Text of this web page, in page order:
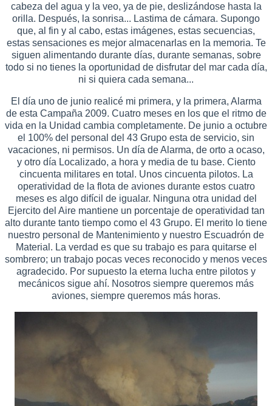
cabeza del agua y la veo, ya de pie, deslizándose hasta la
orilla. Después, la sonrisa... Lastima de cámara. Supongo
que, al fin y al cabo, estas imágenes, estas secuencias,
estas sensaciones es mejor almacenarlas en la memoria. Te
siguen alimentando durante días, durante semanas, sobre
todo si no tienes la oportunidad de disfrutar del mar cada día,
ni si quiera cada semana...
El día uno de junio realicé mi primera, y la primera, Alarma
de esta Campaña 2009. Cuatro meses en los que el ritmo de
vida en la Unidad cambia completamente. De junio a octubre
el 100% del personal del 43 Grupo esta de servicio, sin
vacaciones, ni permisos. Un día de Alarma, de orto a ocaso,
y otro día Localizado, a hora y media de tu base. Ciento
cincuenta militares en total. Unos cincuenta pilotos. La
operatividad de la flota de aviones durante estos cuatro
meses es algo difícil de igualar. Ninguna otra unidad del
Ejercito del Aire mantiene un porcentaje de operatividad tan
alto durante tanto tiempo como el 43 Grupo. El merito lo tiene
nuestro personal de Mantenimiento y nuestro Escuadrón de
Material. La verdad es que su trabajo es para quitarse el
sombrero; un trabajo pocas veces reconocido y menos veces
agradecido. Por supuesto la eterna lucha entre pilotos y
mecánicos sigue ahí. Nosotros siempre queremos más
aviones, siempre queremos más horas.